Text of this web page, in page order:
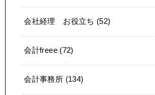
会社経理 お役立ち (52)
会計freee (72)
会計事務所 (134)